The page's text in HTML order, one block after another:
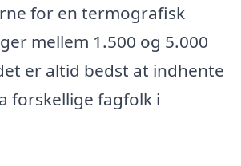
for en termografisk
mellem 1.500 og 5.000
er altid bedst at indhente
forskellige fagfolk i